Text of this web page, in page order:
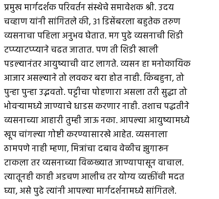
प्रमुख मार्गदर्शक परिवर्तन संस्थेचे समावेशक श्री. उदय
चव्हाण यांनी सांगितले की, ३१ डिसेंबरला बहुतेक तरुण
व्यसनाचा पहिला अनुभव घेतात. मग पुढे व्यसनाची शिडी
टप्प्याटप्प्याने चढत जातात. पण ती शिडी खाली
पडल्यानंतर आयुष्याची वाट लागते. व्यसन हा मनोकायिक
आजार असल्याने तो लवकर बरा होत नाही. किंबहुना, तो
पुन्हा पुन्हा उद्भवतो. पट्टीचा पोहणारा असला तरी सुद्धा तो
भोवर्‍यामध्ये जाण्याचे धाडस करणार नाही. तशाच पद्धतीने
व्यसनाच्या आहारी तुम्ही जाऊ नका. आपल्या आयुष्यामध्ये
खूप चांगल्या गोष्टी करण्यासारखे आहेत. व्यसनाला
ठामपणे नाही म्हणा, मित्रांचा दबाव वेळीच झुगारून
टाकला तर व्यसनाच्या विळख्यात जाण्यापासून वाचाल.
त्यातूनही काही अडचण आलीच तर योग्य व्यक्तींची मदत
घ्या, असे पुढे त्यांनी आपल्या मार्गदर्शनामध्ये सांगितले.